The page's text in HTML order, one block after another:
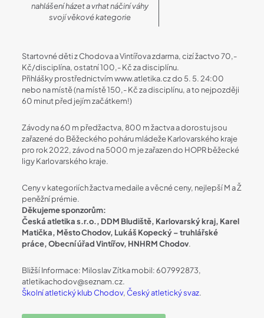
nahlášení házet a vrhat náčiní váhy
svojí věkové kategorie
Startovné děti z Chodova a Vintířova zdarma, cizí žactvo 70,-
Kč/disciplína, ostatní 100,- Kč za disciplínu.
Přihlášky prostřednictvím www.atletika.cz do 5. 5. 24:00
nebo na místě (na místě 150,- Kč za disciplínu, a to nejpozději
60 minut před jejím začátkem!)
Závody na 60 m předžactva, 800 m žactva a dorostu jsou
zařazené do Běžeckého poháru mládeže Karlovarského kraje
pro rok 2022, závod na 5000 m je zařazen do HOPR běžecké
ligy Karlovarského kraje.
Ceny v kategoriích žactva medaile a věcné ceny, nejlepší M a Ž
peněžní prémie.
Děkujeme sponzorům:
Česká atletika s.r.o., DDM Bludiště, Karlovarský kraj, Karel
Matička, Město Chodov, Lukáš Kopecký – truhlářské
práce, Obecní úřad Vintířov, HNHRM Chodov.
Bližší Informace: Miloslav Zítka mobil: 607992873,
atletikachodov@seznam.cz.
Školní atletický klub Chodov,Český atletický svaz.